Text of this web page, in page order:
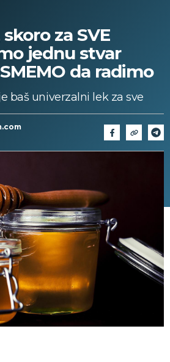
skoro za SVE
jednu stvar
da radimo
baš univerzalni lek za sve